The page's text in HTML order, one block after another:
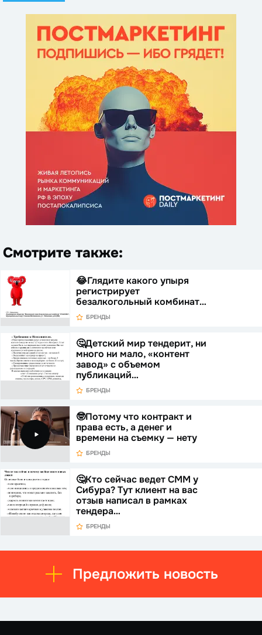
Смотрите также:
😂Глядите какого упыря
регистрирует
безалкогольный комбинат…
БРЕНДЫ
🤔Детский мир тендерит, ни
много ни мало, «контент
завод» с объемом
публикаций…
БРЕНДЫ
🤓Потому что контракт и
права есть, а денег и
времени на съемку — нету
БРЕНДЫ
🤔Кто сейчас ведет СММ у
Сибура? Тут клиент на вас
отзыв написал в рамках
тендера…
БРЕНДЫ
Предложить новость